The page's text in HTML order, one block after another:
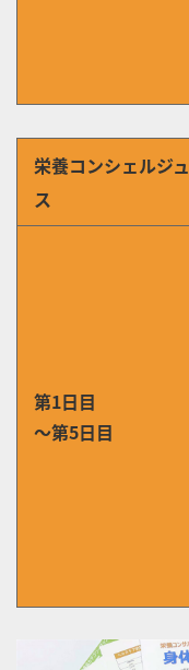
栄養コンシェルジュ
ス
第1日目
～第5日目